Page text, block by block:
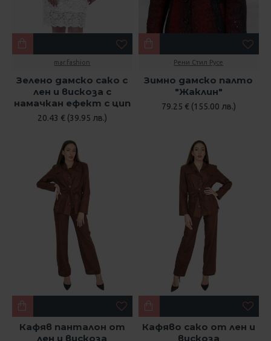
mar.fashion
Зелено дамско сако с
лен и вискоза с
намачкан ефект с цип
20.43 € (39.95 лв.)
Рени Стил Русе
Зимно дамско палто
"Жаклин"
79.25 € (155.00 лв.)
Кафяв панталон от
лен и вискоза
Кафяво сако от лен и
вискоза